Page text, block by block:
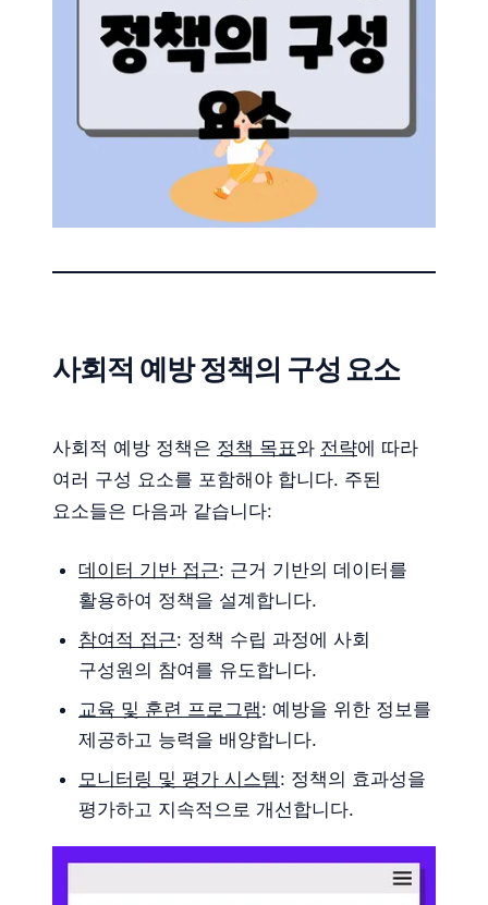
사회적 예방 정책의 구성 요소
사회적 예방 정책은 정책 목표와 전략에 따라
여러 구성 요소를 포함해야 합니다. 주된
요소들은 다음과 같습니다:
데이터 기반 접근: 근거 기반의 데이터를
활용하여 정책을 설계합니다.
참여적 접근: 정책 수립 과정에 사회
구성원의 참여를 유도합니다.
교육 및 훈련 프로그램: 예방을 위한 정보를
제공하고 능력을 배양합니다.
모니터링 및 평가 시스템: 정책의 효과성을
평가하고 지속적으로 개선합니다.